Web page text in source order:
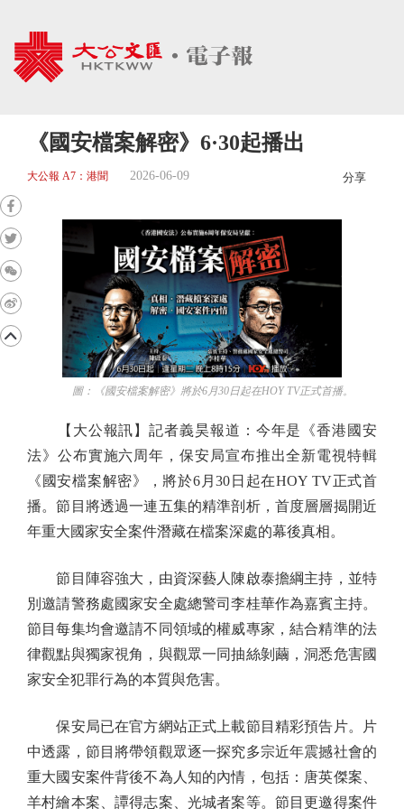
《國安檔案解密》6·30起播出
大公報 A7：港聞 2026-06-09 分享
圖：《國安檔案解密》將於6月30日起在HOY TV正式首播。
【大公報訊】記者義昊報道：今年是《香港國安
法》公布實施六周年，保安局宣布推出全新電視特輯
《國安檔案解密》，將於6月30日起在HOY TV正式首
播。節目將透過一連五集的精準剖析，首度層層揭開近
年重大國家安全案件潛藏在檔案深處的幕後真相。
節目陣容強大，由資深藝人陳啟泰擔綱主持，並特
別邀請警務處國家安全處總警司李桂華作為嘉賓主持。
節目每集均會邀請不同領域的權威專家，結合精準的法
律觀點與獨家視角，與觀眾一同抽絲剝繭，洞悉危害國
家安全犯罪行為的本質與危害。
保安局已在官方網站正式上載節目精彩預告片。片
中透露，節目將帶領觀眾逐一探究多宗近年震撼社會的
重大國安案件背後不為人知的內情，包括：唐英傑案、
羊村繪本案、譚得志案、光城者案等。節目更邀得案件